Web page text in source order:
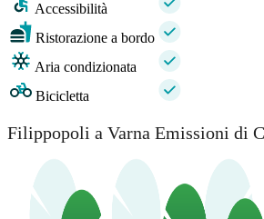
Accessibilità
Ristorazione a bordo
Aria condizionata
Bicicletta
Filippopoli a Varna Emissioni di